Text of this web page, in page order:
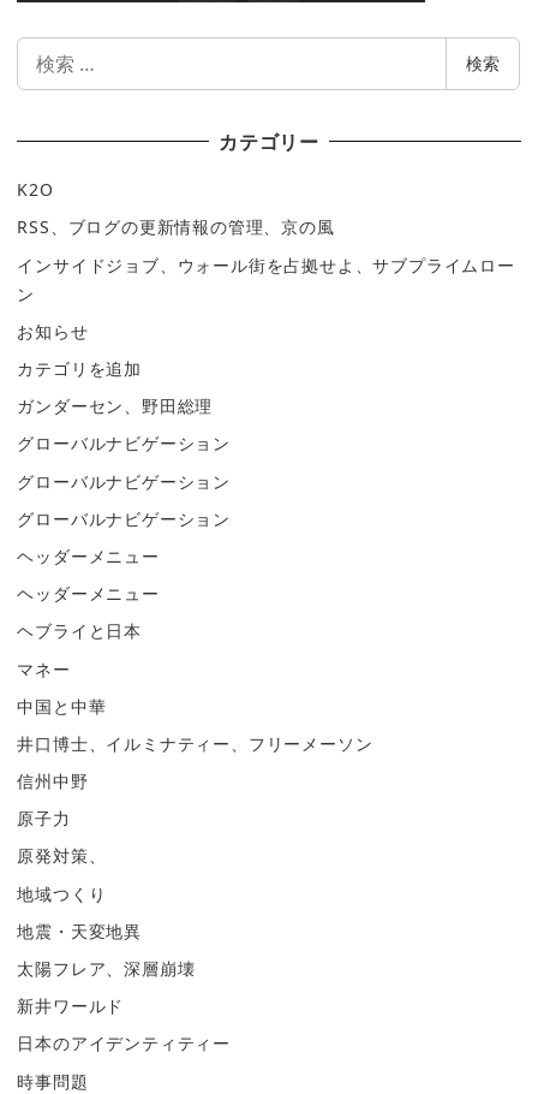
検
検索
カテゴリー
K2O
RSS、ブログの更新情報の管理、京の風
インサイドジョブ、ウォール街を占拠せよ、サブプライムロー
ン
お知らせ
カテゴリを追加
ガンダーセン、野田総理
グローバルナビゲーション
グローバルナビゲーション
グローバルナビゲーション
ヘッダーメニュー
ヘッダーメニュー
ヘブライと日本
マネー
中国と中華
井口博士、イルミナティー、フリーメーソン
信州中野
原子力
原発対策、
地域つくり
地震・天変地異
太陽フレア、深層崩壊
新井ワールド
日本のアイデンティティー
時事問題